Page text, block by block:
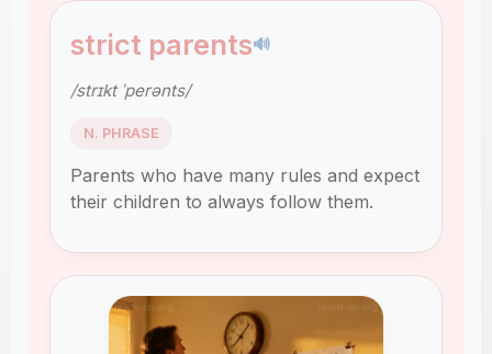
strict parents🔊
/strɪkt ˈperənts/
N. PHRASE
Parents who have many rules and expect
their children to always follow them.